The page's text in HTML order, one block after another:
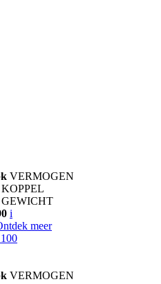
VERMOGEN
KOPPEL
GEWICHT
i
meer
VERMOGEN